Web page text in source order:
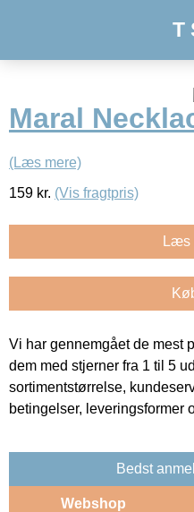
T
Maral
(Læs mere)
159 kr. (Vis fragtpris)
Læs
Vi har gennemgået de mest
dem med stjerner fra 1 til 5
sortimentstørrelse,
betingelser, leveringsformer
Bedst
Webshop